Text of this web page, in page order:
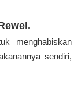
menghabiskan
sendiri,